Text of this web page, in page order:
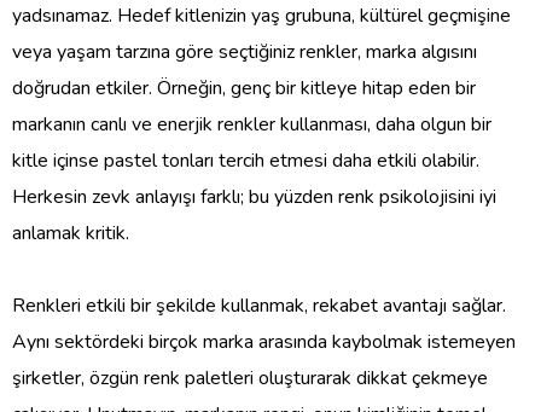
yadsınamaz. Hedef kitlenizin yaş grubuna, kültürel geçmişine
veya yaşam tarzına göre seçtiğiniz renkler, marka algısını
doğrudan etkiler. Örneğin, genç bir kitleye hitap eden bir
markanın canlı ve enerjik renkler kullanması, daha olgun bir
kitle içinse pastel tonları tercih etmesi daha etkili olabilir.
Herkesin zevk anlayışı farklı; bu yüzden renk psikolojisini iyi
anlamak kritik.
Renkleri etkili bir şekilde kullanmak, rekabet avantajı sağlar.
Aynı sektördeki birçok marka arasında kaybolmak istemeyen
şirketler, özgün renk paletleri oluşturarak dikkat çekmeye